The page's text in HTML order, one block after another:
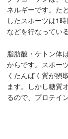
ネルギーです。た
したスポーツは1
などを行なってい
脂肪酸・ケトン体
からです。スポー
くたんばく質が摂
ます。しかし糖質
るので、プロテイ